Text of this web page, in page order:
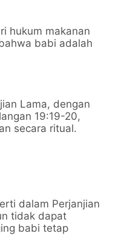
hukum makanan
babi adalah
Lama, dengan
19:19-20,
secara ritual.
dalam Perjanjian
tidak dapat
babi tetap